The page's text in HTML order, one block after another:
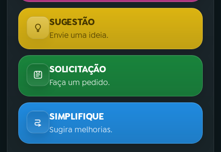
SUGESTÃO
Envie uma ideia.
SOLICITAÇÃO
Faça um pedido.
SIMPLIFIQUE
Sugira melhorias.